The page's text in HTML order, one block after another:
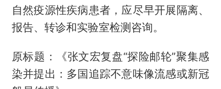
自然疫源性疾病患者，应尽早开展隔离、
报告、转诊和实验室检测咨询。
原标题：《张文宏复盘“探险邮轮”聚集感
染并提出：多国追踪不意味像流感或新冠